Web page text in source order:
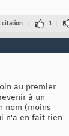
citation 1
au premier
à un
nom (moins
n'a en fait rien